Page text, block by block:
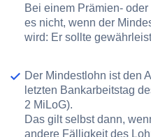
Bei einem Prämien-
es nicht, wenn der
wird: Er sollte
Der Mindestlohn ist den
letzten Bankarbeitstag
2 MiLoG).
Das gilt selbst dann,
andere Fälligkeit des